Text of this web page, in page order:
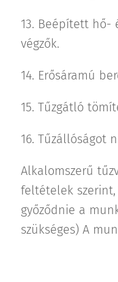
13. Beépített hő-
végzők.
14. Erősáramú
15. Tűzgátló
16. Tűzállóságot
Alkalomszerű
feltételek
győződnie a
szükséges) A